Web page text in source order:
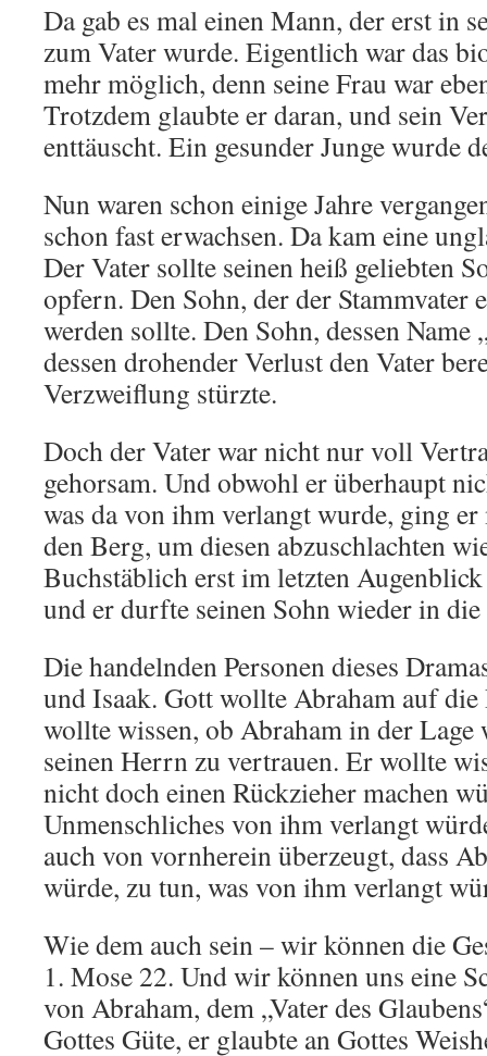
Da gab es mal einen Mann, der erst in
zum Vater wurde. Eigentlich war das
mehr möglich, denn seine Frau war
Trotzdem glaubte er daran, und sein
enttäuscht. Ein gesunder Junge wurde
Nun waren schon einige Jahre
schon fast erwachsen. Da kam eine
Der Vater sollte seinen heiß geliebten
opfern. Den Sohn, der der Stammvater
werden sollte. Den Sohn, dessen Name
dessen drohender Verlust den Vater
Verzweiflung stürzte.
Doch der Vater war nicht nur voll
gehorsam. Und obwohl er überhaupt
was da von ihm verlangt wurde, ging
den Berg, um diesen abzuschlachten
Buchstäblich erst im letzten
und er durfte seinen Sohn wieder in
Die handelnden Personen dieses
und Isaak. Gott wollte Abraham auf
wollte wissen, ob Abraham in der Lage
seinen Herrn zu vertrauen. Er wollte
nicht doch einen Rückzieher machen
Unmenschliches von ihm verlangt
auch von vornherein überzeugt, dass
würde, zu tun, was von ihm verlangt
Wie dem auch sein – wir können die
1. Mose 22. Und wir können uns eine
von Abraham, dem „Vater des
Gottes Güte, er glaubte an Gottes